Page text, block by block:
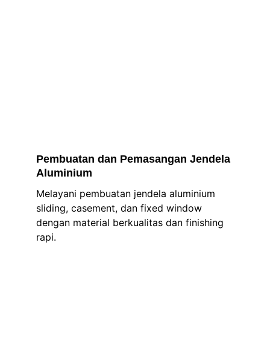
Pembuatan dan Pemasangan Jendela
Aluminium
Melayani pembuatan jendela aluminium
sliding, casement, dan fixed window
dengan material berkualitas dan finishing
rapi.